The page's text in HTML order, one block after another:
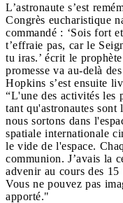
L’astronaute s’est
Congrès eucharistique
commandé : ‘Sois fort
t’effraie pas, car le
tu iras.’ écrit le
promesse va au-delà
Hopkins s’est ensuite
“L'une des activités les
tant qu'astronautes
nous sortons dans
spatiale internationale
le vide de l'espace.
communion. J’avais la
advenir au cours des 15
Vous ne pouvez pas
apporté."